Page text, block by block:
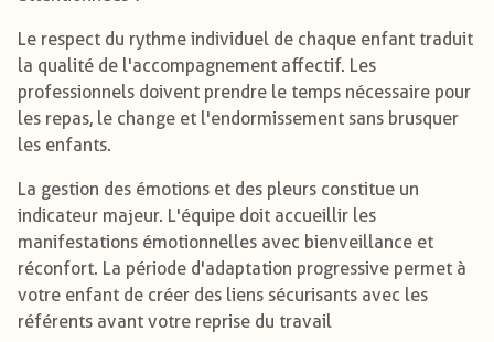
Le respect du rythme individuel de chaque enfant traduit
la qualité de l'accompagnement affectif. Les
professionnels doivent prendre le temps nécessaire pour
les repas, le change et l'endormissement sans brusquer
les enfants.
La gestion des émotions et des pleurs constitue un
indicateur majeur. L'équipe doit accueillir les
manifestations émotionnelles avec bienveillance et
réconfort. La période d'adaptation progressive permet à
votre enfant de créer des liens sécurisants avec les
référents avant votre reprise du travail